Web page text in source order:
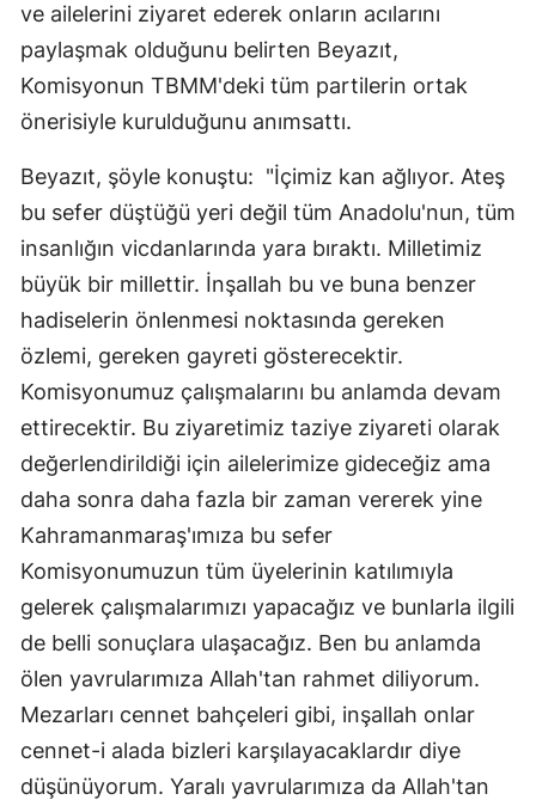
ve ailelerini ziyaret ederek onların acılarını
paylaşmak olduğunu belirten Beyazıt,
Komisyonun TBMM'deki tüm partilerin ortak
önerisiyle kurulduğunu anımsattı.
Beyazıt, şöyle konuştu: "İçimiz kan ağlıyor. Ateş
bu sefer düştüğü yeri değil tüm Anadolu'nun, tüm
insanlığın vicdanlarında yara bıraktı. Milletimiz
büyük bir millettir. İnşallah bu ve buna benzer
hadiselerin önlenmesi noktasında gereken
özlemi, gereken gayreti gösterecektir.
Komisyonumuz çalışmalarını bu anlamda devam
ettirecektir. Bu ziyaretimiz taziye ziyareti olarak
değerlendirildiği için ailelerimize gideceğiz ama
daha sonra daha fazla bir zaman vererek yine
Kahramanmaraş'ımıza bu sefer
Komisyonumuzun tüm üyelerinin katılımıyla
gelerek çalışmalarımızı yapacağız ve bunlarla ilgili
de belli sonuçlara ulaşacağız. Ben bu anlamda
ölen yavrularımıza Allah'tan rahmet diliyorum.
Mezarları cennet bahçeleri gibi, inşallah onlar
cennet-i alada bizleri karşılayacaklardır diye
düşünüyorum. Yaralı yavrularımıza da Allah'tan